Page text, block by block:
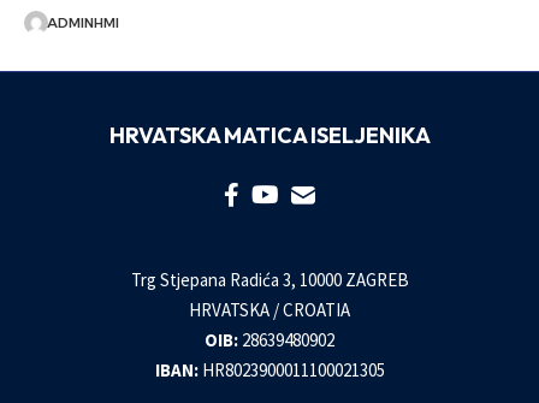
ADMINHMI
HRVATSKA MATICA ISELJENIKA
Trg Stjepana Radića 3, 10000 ZAGREB
HRVATSKA / CROATIA
OIB: 28639480902
IBAN: HR8023900011100021305